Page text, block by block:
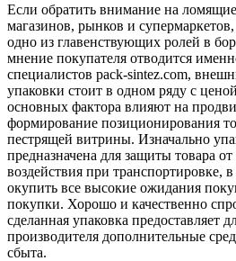
Если обратить внимание на
магазинов, рынков и
одно из главенствующих ролей в
мнение покупателя отводится
специалистов pack-sintez.com,
упаковки стоит в одном ряду с
основных фактора влияют на
формирование позиционирования
пестрящей витрины. Изначально
предназначена для защиты товара
воздействия при транспортировке,
окупить все высокие ожидания
покупки. Хорошо и качественно
сделанная упаковка предоставляет
производителя дополнительные
сбыта.